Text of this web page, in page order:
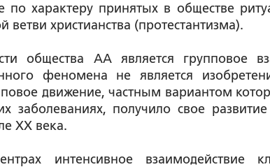
характеру принятых в обществе
христианства (протестантизма).
общества АА является групповое
феномена не является
движение, частным вариантом
заболеваниях, получило свое
XX века.
интенсивное взаимодействие